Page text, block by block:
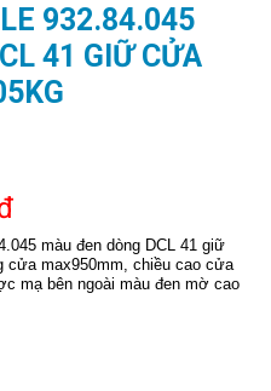
932.84.045
41 GIỮ CỬA
màu đen dòng DCL 41 giữ
cửa max950mm, chiều cao cửa
mạ bên ngoài màu đen mờ cao